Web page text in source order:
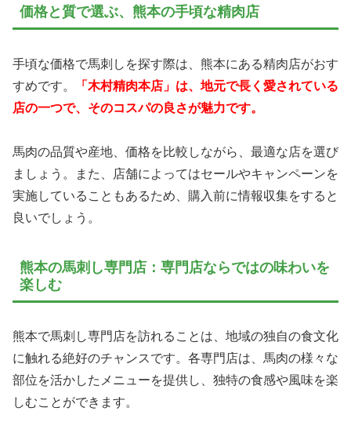
価格と質で選ぶ、熊本の手頃な精肉店
手頃な価格で馬刺しを探す際は、熊本にある精肉店がおす
すめです。
「木村精肉本店」は、地元で長く愛されている
店の一つで、そのコスパの良さが魅力です。
馬肉の品質や産地、価格を比較しながら、最適な店を選び
ましょう。また、店舗によってはセールやキャンペーンを
実施していることもあるため、購入前に情報収集をすると
良いでしょう。
熊本の馬刺し専門店：専門店ならではの味わいを
楽しむ
熊本で馬刺し専門店を訪れることは、地域の独自の食文化
に触れる絶好のチャンスです。各専門店は、馬肉の様々な
部位を活かしたメニューを提供し、独特の食感や風味を楽
しむことができます。